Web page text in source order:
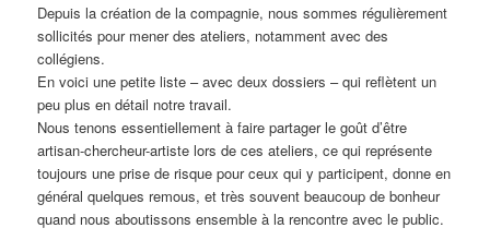
Depuis la création de la compagnie, nous sommes régulièrement
sollicités pour mener des ateliers, notamment avec des
collégiens.
En voici une petite liste – avec deux dossiers – qui reflètent un
peu plus en détail notre travail.
Nous tenons essentiellement à faire partager le goût d’être
artisan-chercheur-artiste lors de ces ateliers, ce qui représente
toujours une prise de risque pour ceux qui y participent, donne en
général quelques remous, et très souvent beaucoup de bonheur
quand nous aboutissons ensemble à la rencontre avec le public.